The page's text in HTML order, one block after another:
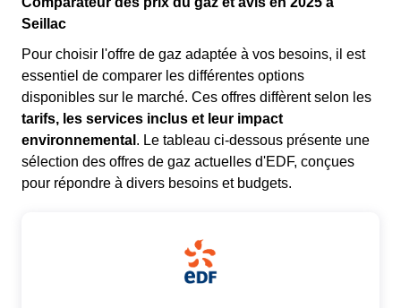
Seillac
Pour choisir l'offre de gaz adaptée à vos besoins, il est
essentiel de comparer les différentes options
disponibles sur le marché. Ces offres diffèrent selon les
tarifs, les services inclus et leur impact
environnemental . Le tableau ci-dessous présente une
sélection des offres de gaz actuelles d'EDF, conçues
pour répondre à divers besoins et budgets.